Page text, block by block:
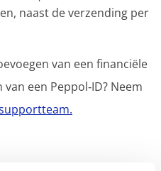
naast de verzending per
van een financiële
een Peppol‑ID? Neem